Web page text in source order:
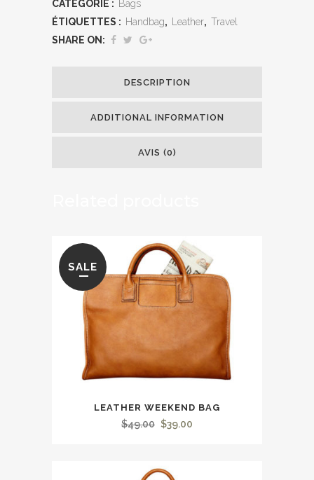
CATÉGORIE : Bags
ÉTIQUETTES : Handbag, Leather, Travel
SHARE ON:
DESCRIPTION
ADDITIONAL INFORMATION
AVIS (0)
SALE
LEATHER WEEKEND BAG
$49.00 Le
$39.00